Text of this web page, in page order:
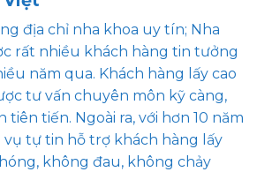
địa chỉ nha khoa uy tín; Nha
rất nhiều khách hàng tin tưởng
năm qua. Khách hàng lấy cao
tư vấn chuyên môn kỹ càng,
tiến. Ngoài ra, với hơn 10 năm
vụ tự tin hỗ trợ khách hàng lấy
không đau, không chảy